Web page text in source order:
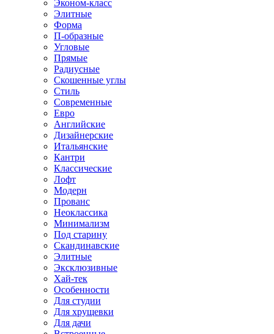
Эконом-класс
Элитные
Форма
П-образные
Угловые
Прямые
Радиусные
Скошенные углы
Стиль
Современные
Евро
Английские
Дизайнерские
Итальянские
Кантри
Классические
Лофт
Модерн
Прованс
Неоклассика
Минимализм
Под старину
Скандинавские
Элитные
Эксклюзивные
Хай-тек
Особенности
Для студии
Для хрущевки
Для дачи